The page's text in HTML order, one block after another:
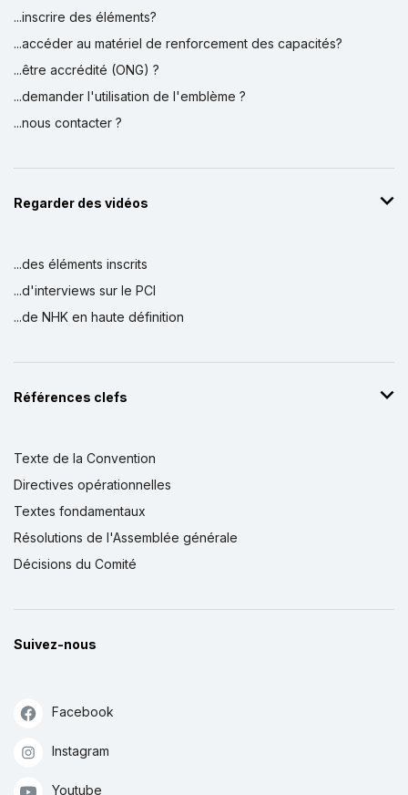
...inscrire des éléments?
...accéder au matériel de renforcement des capacités?
...être accrédité (ONG) ?
...demander l'utilisation de l'emblème ?
...nous contacter ?
Regarder des vidéos
...des éléments inscrits
...d'interviews sur le PCI
...de NHK en haute définition
Références clefs
Texte de la Convention
Directives opérationnelles
Textes fondamentaux
Résolutions de l'Assemblée générale
Décisions du Comité
Suivez-nous
Facebook
Instagram
Youtube